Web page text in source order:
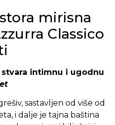
mirisna
Classico
intimnu i ugodnu
sastavljen od više od
i dalje je tajna baština